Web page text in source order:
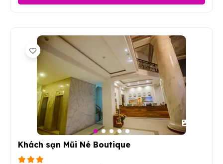
Khách sạn Mũi Né Boutique